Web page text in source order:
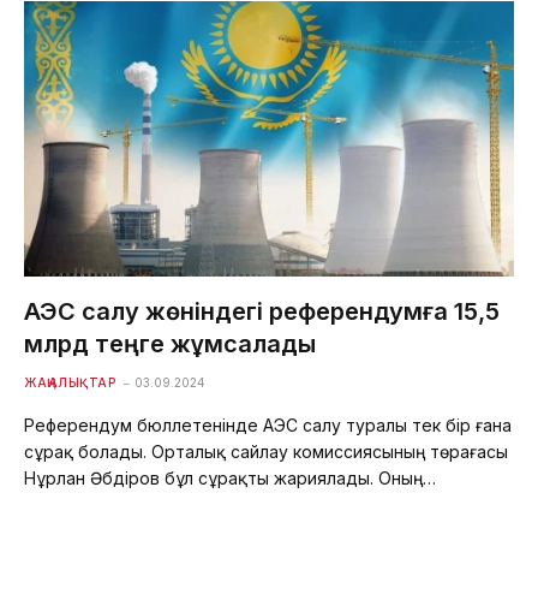
АЭС салу жөніндегі референдумға 15,5
млрд теңге жұмсалады
ЖАҢАЛЫҚТАР 03.09.2024
Референдум бюллетенінде АЭС салу туралы тек бір ғана
сұрақ болады. Орталық сайлау комиссиясының төрағасы
Нұрлан Әбдіров бұл сұрақты жариялады. Оның…